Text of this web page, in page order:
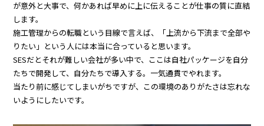
が意外と大事で、何かあれば早めに上に伝えることが仕事の質に直結
します。
施工管理からの転職という目線で言えば、「上流から下流まで全部や
りたい」という人には本当に合っていると思います。
SESだとそれが難しい会社が多い中で、ここは自社パッケージを自分
たちで開発して、自分たちで導入する。一気通貫でやれます。
当たり前に感じてしまいがちですが、この環境のありがたさは忘れな
いようにしたいです。